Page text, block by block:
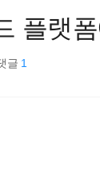
플랫
글 1